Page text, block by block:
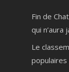
Fin de
qui n’aura
Le